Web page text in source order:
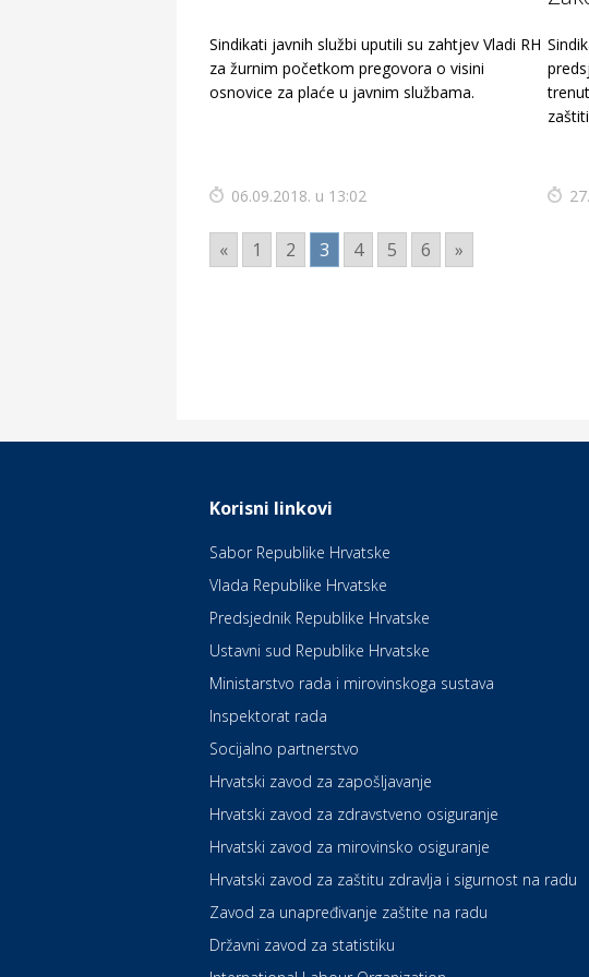
Sindikati javnih službi uputili su zahtjev Vladi RH
za žurnim početkom pregovora o visini
osnovice za plaće u javnim službama.
06.09.2018. u 13:02
« 1 2 3 4 5 6 »
Korisni linkovi
Sabor Republike Hrvatske
Vlada Republike Hrvatske
Predsjednik Republike Hrvatske
Ustavni sud Republike Hrvatske
Ministarstvo rada i mirovinskoga sustava
Inspektorat rada
Socijalno partnerstvo
Hrvatski zavod za zapošljavanje
Hrvatski zavod za zdravstveno osiguranje
Hrvatski zavod za mirovinsko osiguranje
Hrvatski zavod za zaštitu zdravlja i sigurnost na radu
Zavod za unapređivanje zaštite na radu
Državni zavod za statistiku